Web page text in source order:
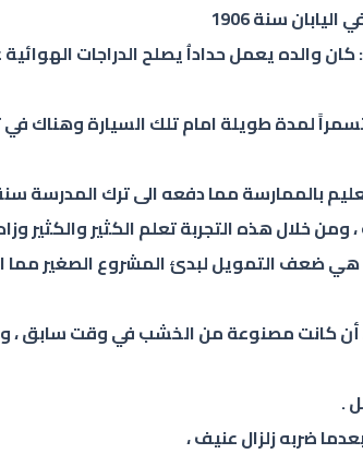
سنة 1906
للعيش : كان والده يعمل حداداُ يصلح الدراجات
لمدة طويلة امام تلك السيارة وهناك
6 سنوات في محل لتصليح السيارات ، ومن خلال هذه التجربة تعلم
ضعف التمويل لبدئ المشروع الصغير
أن كانت مصنوعة من الخشب في وقت سابق